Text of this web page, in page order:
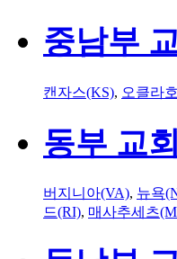
중남부
캔자스(KS), 오클라
동부 교회
버지니아(VA), 뉴욕
드(RI), 매사추세츠